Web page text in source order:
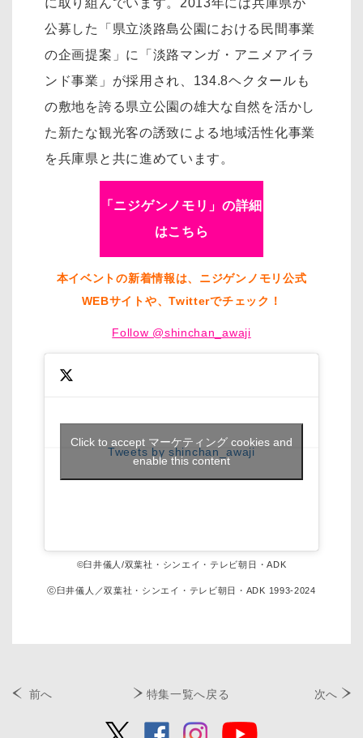
公募した「県立淡路島公園における民間事業
の企画提案」に「淡路マンガ・アニメアイラ
ンド事業」が採用され、134.8ヘクタールも
の敷地を誇る県立公園の雄大な自然を活かし
た新たな観光客の誘致による地域活性化事業
を兵庫県と共に進めています。
「ニジゲンノモリ」の詳細
はこちら
本イベントの新着情報は、ニジゲンノモリ公式
WEBサイトや、Twitterでチェック！
Follow @shinchan_awaji
Tweets by shinchan_awaji
Click to accept マーケティング cookies and
enable this content
©臼井儀人/双葉社・シンエイ・テレビ朝日・ADK
ⓒ臼井儀人／双葉社・シンエイ・テレビ朝日・ADK 1993-2024
前へ 特集一覧へ戻る 次へ